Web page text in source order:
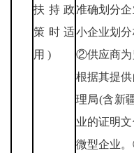
扶持政
策时适
用 )
准确划分
小企业划分
②供应商为
根据其提
理局(含新
业的证明
微型企业